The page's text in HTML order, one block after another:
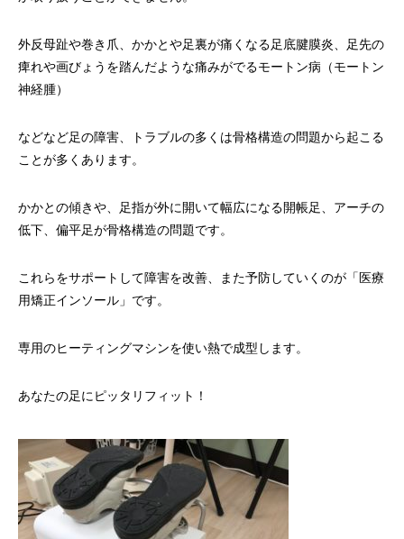
外反母趾や巻き爪、かかとや足裏が痛くなる足底腱膜炎、足先の
痺れや画びょうを踏んだような痛みがでるモートン病（モートン
神経腫）
などなど足の障害、トラブルの多くは骨格構造の問題から起こる
ことが多くあります。
かかとの傾きや、足指が外に開いて幅広になる開帳足、アーチの
低下、偏平足が骨格構造の問題です。
これらをサポートして障害を改善、また予防していくのが「医療
用矯正インソール」です。
専用のヒーティングマシンを使い熱で成型します。
あなたの足にピッタリフィット！